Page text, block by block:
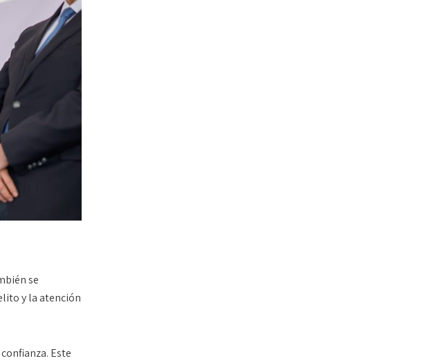
se
y la atención
Este